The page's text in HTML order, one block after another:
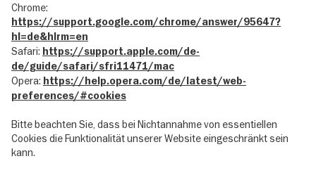
Chrome:
https://support.google.com/chrome/answer/95647?
hl=de&hlrm=en
Safari: https://support.apple.com/de-
de/guide/safari/sfri11471/mac
Opera: https://help.opera.com/de/latest/web-
preferences/#cookies
Bitte beachten Sie, dass bei Nichtannahme von essentiellen
Cookies die Funktionalität unserer Website eingeschränkt sein
kann.